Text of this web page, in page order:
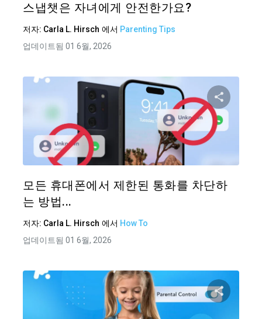
스냅챗은 자녀에게 안전한가요?
저자: Carla L. Hirsch 에서 Parenting Tips
업데이트됨 01 6월, 2026
모든 휴대폰에서 제한된 통화를 차단하
는 방법...
저자: Carla L. Hirsch 에서 How To
업데이트됨 01 6월, 2026